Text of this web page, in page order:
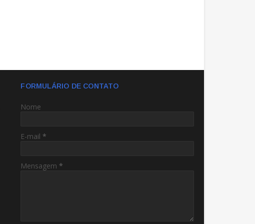
FORMULÁRIO DE CONTATO
Nome
E-mail *
Mensagem *